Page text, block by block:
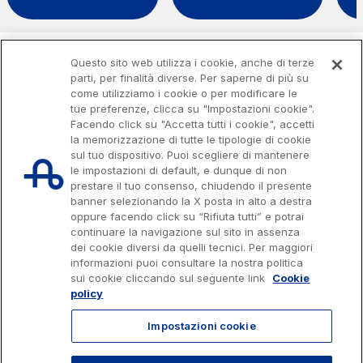
Sostenibilità
Media
Servizi al cliente
Contratti e fornitori
Il gruppo
Movyon
L'operatore tecnologico per l'integrazione di
soluzioni di Intelligent Transport Systems
La società di ingegneria del gruppo Autostrade per
Scopri la nostra App
Inquadra il QR Code con la fotocamera del tuo
cellulare per scaricare l’App
Capitale sociale € 622.027.000,00 interamente versato
Codice fiscale e n. di iscrizione al Registro delle Imprese di Roma
C.C.I.A.A. Roma n. 1037417 - P.IVA: 07516911000 - Sede Legale: via A.
Progetto e realizzazione Autostrade per l'Italia © 2026 Autostrade per
Questo sito web utilizza i cookie, anche di terze
parti, per finalità diverse. Per saperne di più su
come utilizziamo i cookie o per modificare le
tue preferenze, clicca su "Impostazioni cookie".
Facendo click su "Accetta tutti i cookie", accetti
la memorizzazione di tutte le tipologie di cookie
sul tuo dispositivo. Puoi scegliere di mantenere
le impostazioni di default, e dunque di non
prestare il tuo consenso, chiudendo il presente
banner selezionando la X posta in alto a destra
oppure facendo click su “Rifiuta tutti” e potrai
continuare la navigazione sul sito in assenza
dei cookie diversi da quelli tecnici. Per maggiori
informazioni puoi consultare la nostra politica
sui cookie cliccando sul seguente link
Cookie
policy
Impostazioni cookie